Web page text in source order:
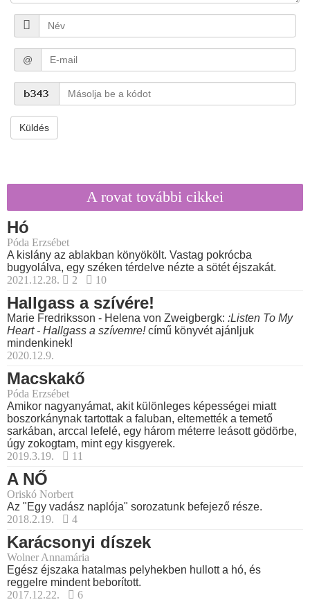
@
Küldés
A rovat további cikkei
Hó
Póda Erzsébet
A kislány az ablakban könyökölt. Vastag pokrócba
bugyolálva, egy széken térdelve nézte a sötét éjszakát.
2021.12.28.
2 10
Hallgass a szívére!
Marie Fredriksson - Helena von Zweigbergk: :Listen To My
Heart - Hallgass a szívemre!című könyvét ajánljuk
mindenkinek!
2020.12.9.
Macskakő
Póda Erzsébet
Amikor nagyanyámat, akit különleges képességei miatt
boszorkánynak tartottak a faluban, eltemették a temető
sarkában, arccal lefelé, egy három méterre leásott gödörbe,
úgy zokogtam, mint egy kisgyerek.
2019.3.19.
11
A NŐ
Oriskó Norbert
Az "Egy vadász naplója" sorozatunk befejező része.
2018.2.19.
4
Karácsonyi díszek
Wolner Annamária
Egész éjszaka hatalmas pelyhekben hullott a hó, és
reggelre mindent beborított.
2017.12.22.
6